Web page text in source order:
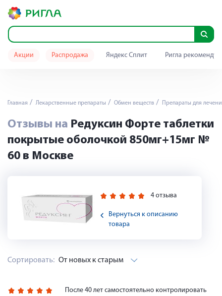
Акции Распродажа Яндекс Сплит Ригла
Главная Лекарственные препараты Обмен веществ Препараты для
Отзывы на Редуксин Форте таблетки
покрытые оболочкой 850мг+15мг №
60 в Москве
4 отзыва
Вернуться к описанию
товара
Сортировать: От новых к старым
После 40 лет самостоятельно контролировать